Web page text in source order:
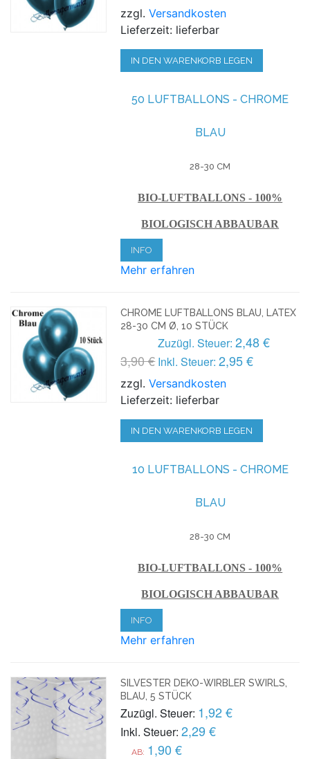
zzgl.Versandkosten
Lieferzeit: lieferbar
IN DEN WARENKORB LEGEN
50 LUFTBALLONS - CHROME
BLAU
28-30 CM
BIO-LUFTBALLONS - 100%
BIOLOGISCH ABBAUBAR
INFO
Mehr erfahren
CHROME LUFTBALLONS BLAU, LATEX
28-30 CM Ø, 10 STÜCK
3,90 €
Zuzügl. Steuer: 2,48 €
Inkl. Steuer: 2,95 €
zzgl.Versandkosten
Lieferzeit: lieferbar
IN DEN WARENKORB LEGEN
10 LUFTBALLONS - CHROME
BLAU
28-30 CM
BIO-LUFTBALLONS - 100%
BIOLOGISCH ABBAUBAR
INFO
Mehr erfahren
SILVESTER DEKO-WIRBLER SWIRLS,
BLAU, 5 STÜCK
Zuzügl. Steuer: 1,92 €
Inkl. Steuer: 2,29 €
AB: 1,90 €